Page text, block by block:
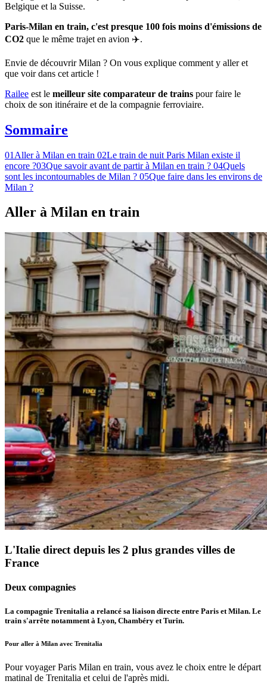
Belgique et la Suisse.
Paris-Milan en train, c'est presque 100 fois moins d'émissions de
CO2 que le même trajet en avion ✈️.
Envie de découvrir Milan ? On vous explique comment y aller et
que voir dans cet article !
Railee est le meilleur site comparateur de trains pour faire le
choix de son itinéraire et de la compagnie ferroviaire.
Sommaire
01 Aller à Milan en train 02Le train de nuit Paris Milan existe il
encore ?03Que savoir avant de partir à Milan en train ? 04Quels
sont les incontournables de Milan ? 05Que faire dans les environs de
Milan ?
Aller à Milan en train
L'Italie direct depuis les 2 plus grandes villes de
France
Deux compagnies
La compagnie Trenitalia a relancé sa liaison directe entre Paris et Milan. Le
train s'arrête notamment à Lyon, Chambéry et Turin.
Pour aller à Milan avec Trenitalia
Pour voyager Paris Milan en train, vous avez le choix entre le départ
matinal de Trenitalia et celui de l'après midi.